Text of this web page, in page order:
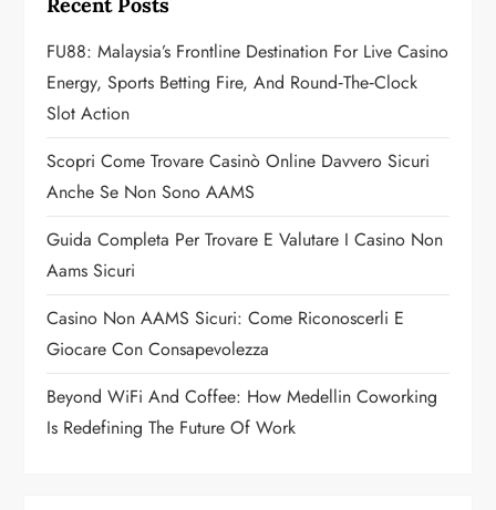
g
a
t
i
o
n
FU88: Malaysia’s Frontline Destination For Live Casino
Energy, Sports Betting Fire, And Round‑the‑Clock
Slot Action
Scopri Come Trovare Casinò Online Davvero Sicuri
Anche Se Non Sono AAMS
Guida Completa Per Trovare E Valutare I Casino Non
Aams Sicuri
Casino Non AAMS Sicuri: Come Riconoscerli E
Giocare Con Consapevolezza
Beyond WiFi And Coffee: How Medellin Coworking
Is Redefining The Future Of Work